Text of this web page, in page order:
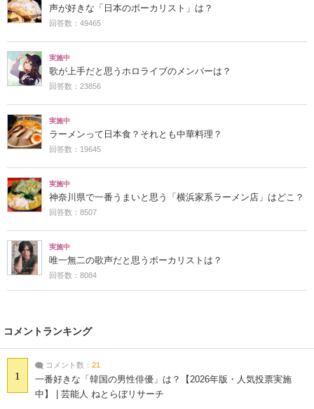
声が好きな「日本のボーカリスト」は？
回答数：49465
実施中
歌が上手だと思うホロライブのメンバーは？
回答数：23856
実施中
ラーメンって日本食？それとも中華料理？
回答数：19645
実施中
神奈川県で一番うまいと思う「横浜家系ラーメン店」はどこ？
回答数：8507
実施中
唯一無二の歌声だと思うボーカリストは？
回答数：8084
コメントランキング
1
コメント数： 21
一番好きな「韓国の男性俳優」は？【2026年版・人気投票実施
中】 | 芸能人 ねとらぼリサーチ